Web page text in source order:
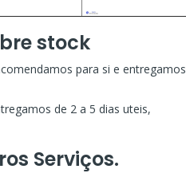
stock
para si e entregamos
de 2 a 5 dias uteis,
Serviços.